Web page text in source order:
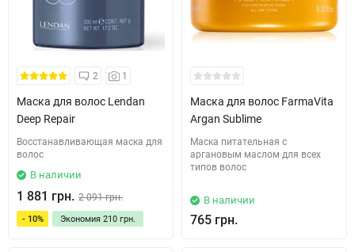
2 1
Маска для волос Lendan
Deep Repair
Восстанавливающая маска для
волос
В наличии
1 881 грн. 2 091 грн.
- 10% Экономия 210 грн.
Маска для волос FarmaVita
Argan Sublime
Маска питательная c
аргановым маслом для всех
типов волос
В наличии
765 грн.